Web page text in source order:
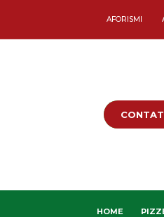
AFORISMI
HOME